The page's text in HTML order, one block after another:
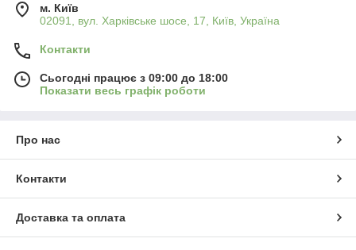
м. Київ
02091, вул. Харківське шосе, 17, Київ, Україна
Контакти
Сьогодні працює з 09:00 до 18:00
Показати весь графік роботи
Про нас
Контакти
Доставка та оплата